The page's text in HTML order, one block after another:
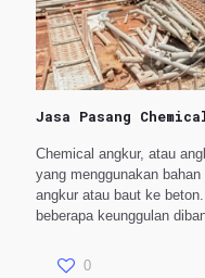
Jasa Pasang
Chemical angkur, atau
yang menggunakan
angkur atau baut ke
beberapa keunggulan
0